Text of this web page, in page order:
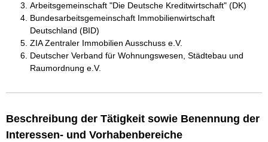
Arbeitsgemeinschaft "Die Deutsche Kreditwirtschaft" (DK)
Bundesarbeitsgemeinschaft Immobilienwirtschaft
Deutschland (BID)
ZIA Zentraler Immobilien Ausschuss e.V.
Deutscher Verband für Wohnungswesen, Städtebau und
Raumordnung e.V.
Beschreibung der Tätigkeit sowie Benennung der
Interessen- und Vorhabenbereiche